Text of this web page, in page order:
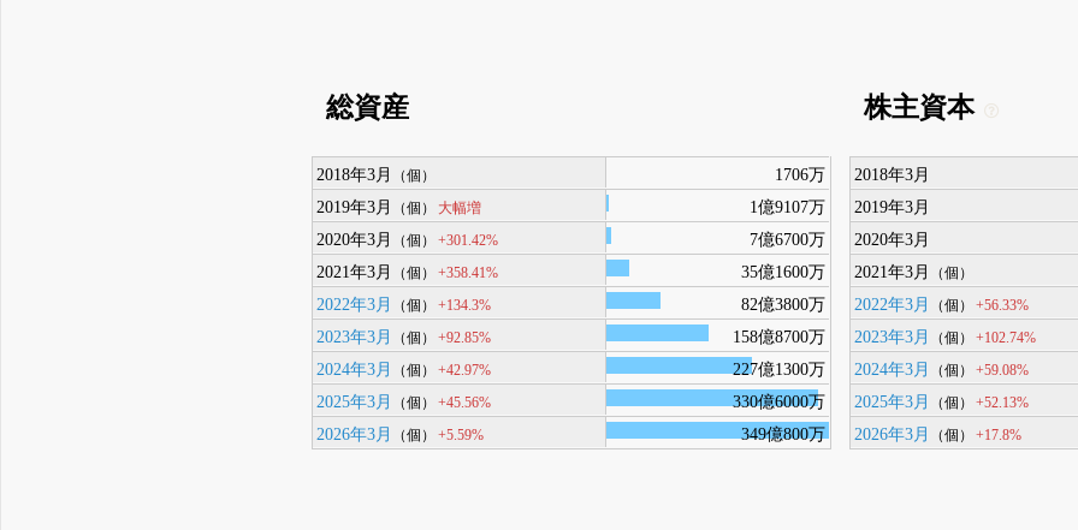
総資産
2018年3月 （個）
1706万
2019年3月
（個） 大幅増
1億9107万
2020年3月
（個） +301.42%
7億6700万
2021年3月
（個） +358.41%
35億1600万
2022年3月
（個） +134.3%
82億3800万
2023年3月
（個） +92.85%
158億8700万
2024年3月
（個） +42.97%
227億1300万
2025年3月
（個） +45.56%
330億6000万
2026年3月
（個） +5.59% 349億800万
株主資本
2018年3月
2019年3月
2020年3月
2021年3月
（個）
2022年3月
（個） +56.33%
2023年3月
（個） +102.74%
2024年3月
（個） +59.08%
2025年3月
（個） +52.13%
2026年3月
（個） +17.8%